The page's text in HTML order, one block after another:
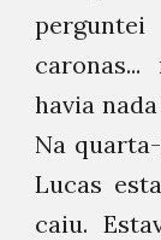
havia
Na
Lucas
caiu.